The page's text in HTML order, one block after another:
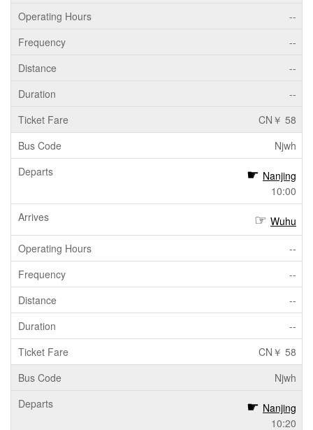
--
--
--
--
CN￥ 58
Njwh
Nanjing
10:00
Wuhu
--
--
--
--
CN￥ 58
Njwh
Nanjing
10:20